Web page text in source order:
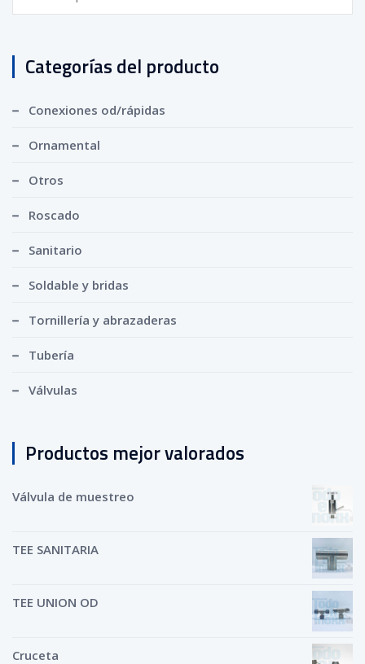
Categorías del producto
Conexiones od/rápidas
Ornamental
Otros
Roscado
Sanitario
Soldable y bridas
Tornillería y abrazaderas
Tubería
Válvulas
Productos mejor valorados
Válvula de muestreo
TEE SANITARIA
TEE UNION OD
Cruceta